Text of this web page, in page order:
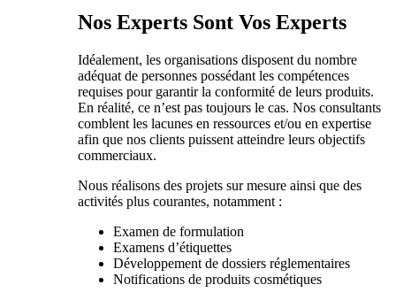
Nos Experts Sont Vos Experts
Idéalement, les organisations disposent du nombre
adéquat de personnes possédant les compétences
requises pour garantir la conformité de leurs produits.
En réalité, ce n’est pas toujours le cas. Nos consultants
comblent les lacunes en ressources et/ou en expertise
afin que nos clients puissent atteindre leurs objectifs
commerciaux.
Nous réalisons des projets sur mesure ainsi que des
activités plus courantes, notamment :
Examen de formulation
Examens d’étiquettes
Développement de dossiers réglementaires
Notifications de produits cosmétiques